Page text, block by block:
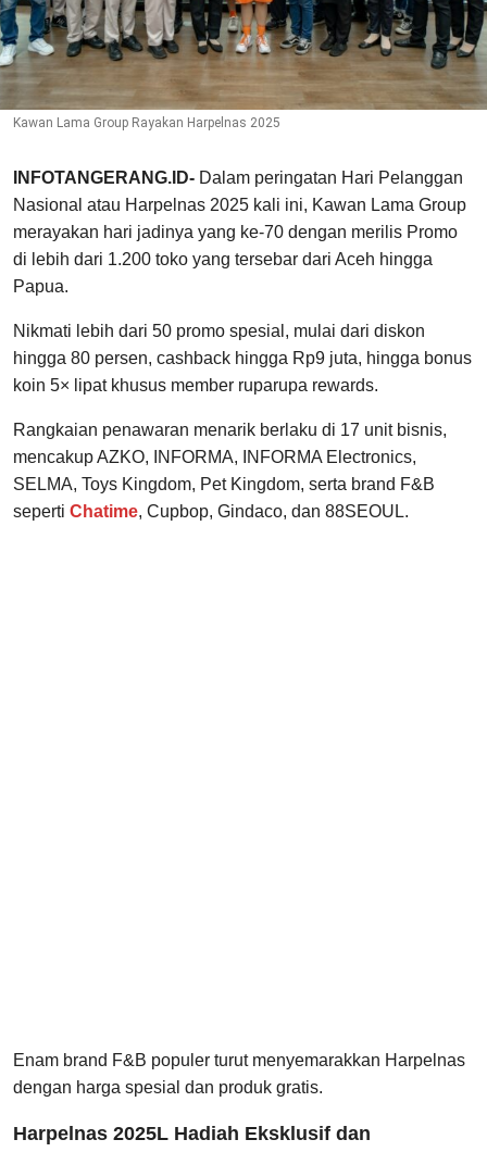
Kawan Lama Group Rayakan Harpelnas 2025
INFOTANGERANG.ID- Dalam peringatan Hari Pelanggan
Nasional atau Harpelnas 2025 kali ini, Kawan Lama Group
merayakan hari jadinya yang ke-70 dengan merilis Promo
di lebih dari 1.200 toko yang tersebar dari Aceh hingga
Papua.
Nikmati lebih dari 50 promo spesial, mulai dari diskon
hingga 80 persen, cashback hingga Rp9 juta, hingga bonus
koin 5× lipat khusus member ruparupa rewards.
Rangkaian penawaran menarik berlaku di 17 unit bisnis,
mencakup AZKO, INFORMA, INFORMA Electronics,
SELMA, Toys Kingdom, Pet Kingdom, serta brand F&B
seperti Chatime, Cupbop, Gindaco, dan 88SEOUL.
Enam brand F&B populer turut menyemarakkan Harpelnas
dengan harga spesial dan produk gratis.
Harpelnas 2025L Hadiah Eksklusif dan